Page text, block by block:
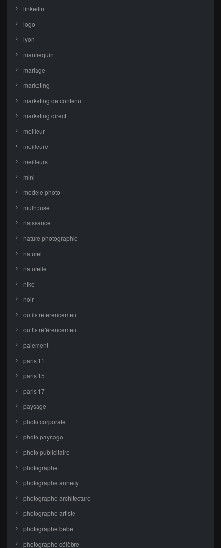
linkedin
logo
lyon
mannequin
mariage
marketing
marketing de contenu
marketing direct
meilleur
meilleure
meilleurs
mini
modele photo
mulhouse
naissance
nature photographie
naturel
naturelle
nike
noir
outils referencement
outils référencement
paiement
paris 11
paris 15
paris 17
paysage
photo corporate
photo paysage
photo publicitaire
photographe
photographe annecy
photographe architecture
photographe artiste
photographe bebe
photographe célèbre